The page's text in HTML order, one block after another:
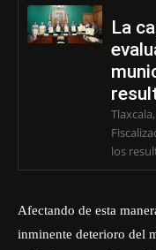
La
los
Afectando de esta
inminente deterioro del